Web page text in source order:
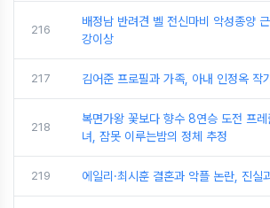
216
배정남 반려견 벨 전신마비 악성종양
강이상
217 김어준 프로필과 가족, 아내 인정옥 작
218
복면가왕 꽃보다 향수 8연승 도전 프
녀, 잠못 이루는밤의 정체 추정
219 에일리·최시훈 결혼과 악플 논란, 진실